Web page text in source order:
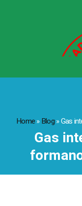
Home»Blog»Gas
Gas